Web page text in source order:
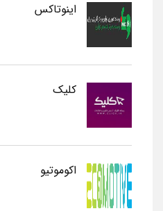
اینوتاکس
کلیک
اکوموتیو